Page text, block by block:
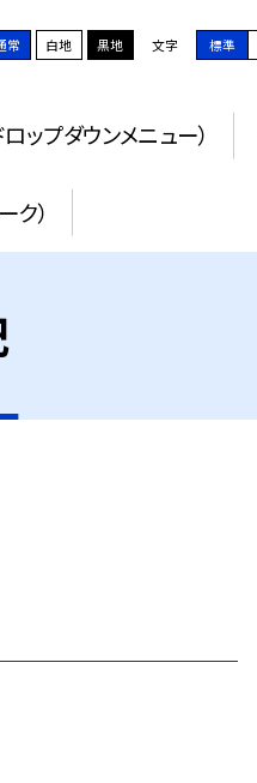
常 白地 黒地 文字 標準
ップダウンメニュー）
ク）